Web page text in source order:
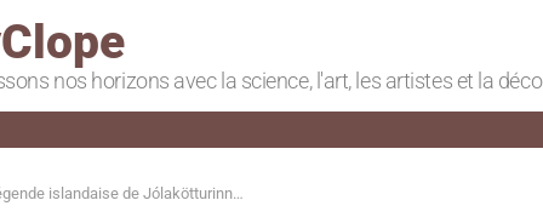
nos horizons avec la science, l'art, les artistes et la
de Jólakötturinn, parle du «chat de Noël» géant qui mange des gens sans nouveaux vêtements à Noël